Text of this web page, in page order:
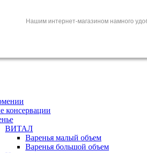
Нашим интернет-магазином намного
консервации
ВИТАЛ
Варенья малый объем
Варенья большой объем